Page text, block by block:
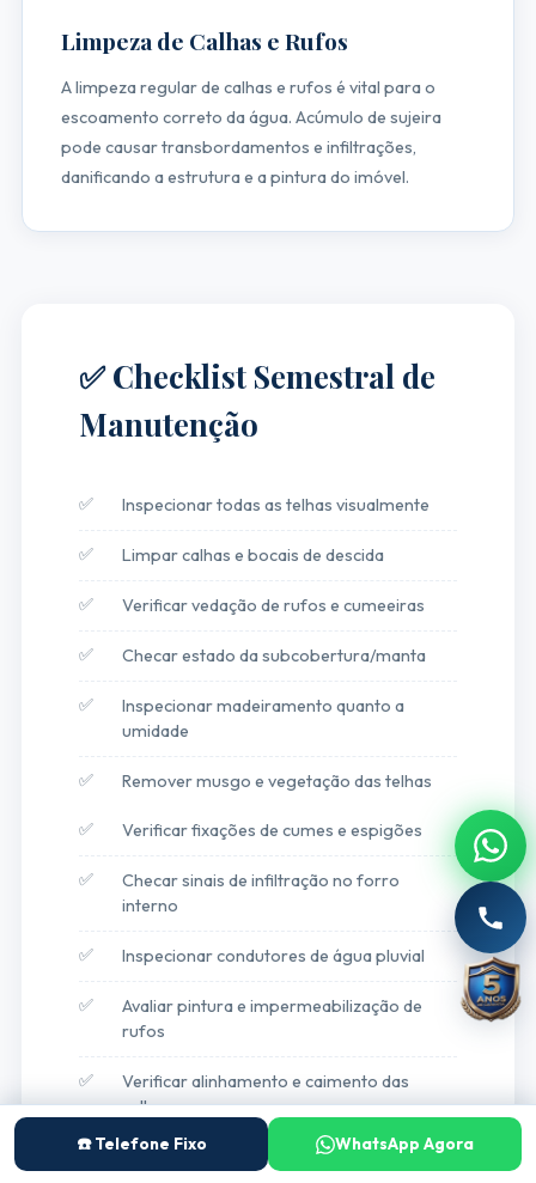
☎️ Telefone Fixo WhatsApp Agora
Limpeza de Calhas e Rufos
A limpeza regular de calhas e rufos é vital para o
escoamento correto da água. Acúmulo de sujeira
pode causar transbordamentos e infiltrações,
danificando a estrutura e a pintura do imóvel.
✅ Checklist Semestral de
Manutenção
Inspecionar todas as telhas visualmente
Limpar calhas e bocais de descida
Verificar vedação de rufos e cumeeiras
Checar estado da subcobertura/manta
Inspecionar madeiramento quanto a
umidade
Remover musgo e vegetação das telhas
Verificar fixações de cumes e espigões
Checar sinais de infiltração no forro
interno
Inspecionar condutores de água pluvial
Avaliar pintura e impermeabilização de
rufos
Verificar alinhamento e caimento das
calhas
Agendar vistoria profissional anual